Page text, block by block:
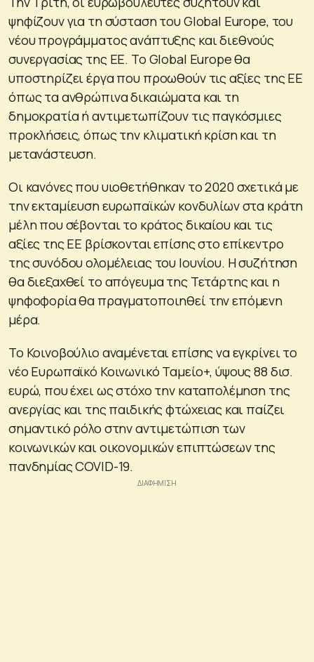
ψηφίζουν για τη σύσταση του Global Europe, του
νέου προγράμματος ανάπτυξης και διεθνούς
συνεργασίας της ΕΕ. Το Global Europe θα
υποστηρίζει έργα που προωθούν τις αξίες της ΕΕ
όπως τα ανθρώπινα δικαιώματα και τη
δημοκρατία ή αντιμετωπίζουν τις παγκόσμιες
προκλήσεις, όπως την κλιματική κρίση και τη
μετανάστευση.
Οι κανόνες που υιοθετήθηκαν το 2020 σχετικά με
την εκταμίευση ευρωπαϊκών κονδυλίων στα κράτη
μέλη που σέβονται το κράτος δικαίου και τις
αξίες της ΕΕ βρίσκονται επίσης στο επίκεντρο
της συνόδου ολομέλειας του Ιουνίου. Η συζήτηση
θα διεξαχθεί το απόγευμα της Τετάρτης και η
ψηφοφορία θα πραγματοποιηθεί την επόμενη
μέρα.
Το Κοινοβούλιο αναμένεται επίσης να εγκρίνει το
νέο Ευρωπαϊκό Κοινωνικό Ταµείο+, ύψους 88 δισ.
ευρώ, που έχει ως στόχο την καταπολέμηση της
ανεργίας και της παιδικής φτώχειας και παίζει
σημαντικό ρόλο στην αντιμετώπιση των
κοινωνικών και οικονομικών επιπτώσεων της
πανδημίας COVID-19.